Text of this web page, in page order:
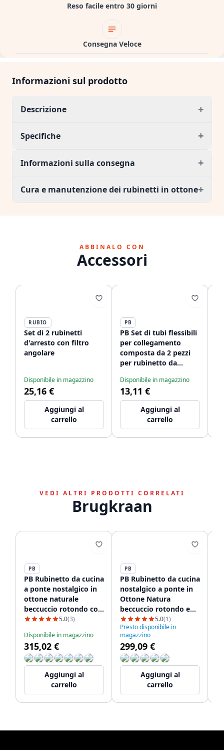
Reso facile entro 30 giorni
Consegna Veloce
Informazioni sul prodotto
Descrizione +
Specifiche +
Informazioni sulla consegna +
Cura e manutenzione dei rubinetti in ottone+
ABBINALO CON
Accessori
RUBIO
Set di 2 rubinetti
d'arresto con filtro
angolare
Disponibile in magazzino
25,16 €
Aggiungi al
carrello
PB
PB Set di tubi flessibili
per collegamento
composta da 2 pezzi
per rubinetto da
50cm, con 2 filetti
interni da 1/2 + 3/8
1208953845
Disponibile in magazzino
13,11 €
Aggiungi al
carrello
VEDI ALTRI PRODOTTI CORRELATI
Brugkraan
PB
PB Rubinetto da cucina
a ponte nostalgico in
ottone naturale
beccuccio rotondo con
manopole bianche
5.0(3)
Disponibile in magazzino
315,02 €
Aggiungi al
carrello
PB
PB Rubinetto da cucina
nostalgico a ponte in
Ottone Natura
beccuccio rotondo e
manopole a stella
1208954669
5.0(1)
Presto disponibile in
magazzino
299,09 €
Aggiungi al
carrello